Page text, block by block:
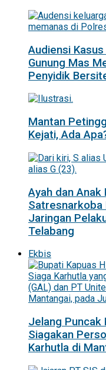
Audiensi
Gunung Mas
Penyidik
Mantan
Kejati, Ada
Ayah dan Anak
Satresnarkoba
Jaringan
Telabang
Ekbis
Jelang Puncak
Siagakan
Karhutla di